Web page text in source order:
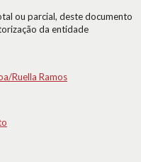
ou parcial, deste documento
da entidade
Ruella Ramos